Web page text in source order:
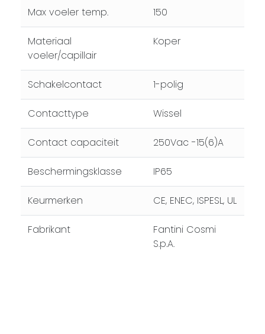
Max voeler temp. 150
Materiaal
voeler/capillair
Koper
Schakelcontact 1-polig
Contacttype Wissel
Contact capaciteit 250Vac -15(6)A
Beschermingsklasse IP65
Keurmerken CE, ENEC, ISPESL, UL
Fabrikant
Fantini Cosmi
S.p.A.